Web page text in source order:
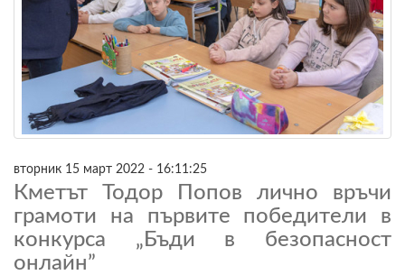
вторник 15 март 2022 - 16:11:25
Кметът Тодор Попов лично връчи
грамоти на първите победители в
конкурса „Бъди в безопасност
онлайн”